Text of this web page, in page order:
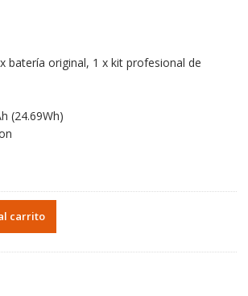
batería original, 1 x kit profesional de
(24.69Wh)
carrito